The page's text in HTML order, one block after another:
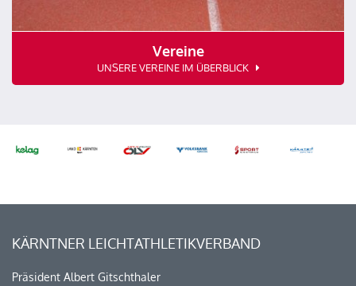
Vereine
UNSERE VEREINE IM ÜBERBLICK
KÄRNTNER LEICHTATHLETIKVERBAND
Präsident Albert Gitschthaler